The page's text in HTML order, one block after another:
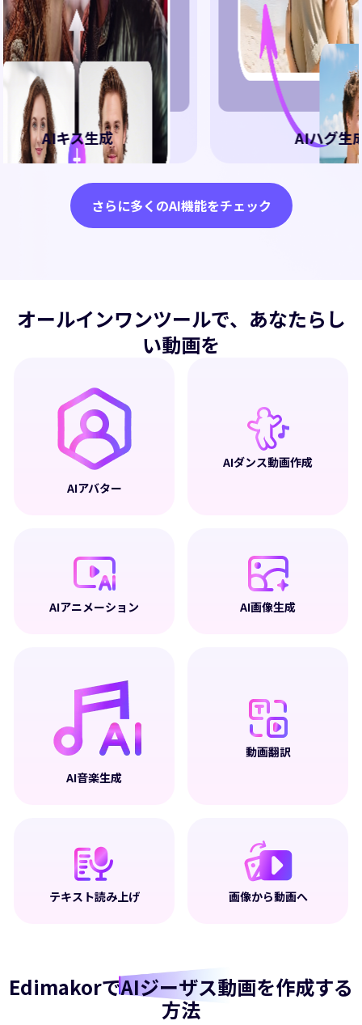
AIキス生成 AIハグ生成
さらに多くのAI機能をチェック
オールインワンツールで、あなたらし
い動画を
AIアバター
AIダンス動画作成
AIアニメーション AI画像生成
AI音楽生成
動画翻訳
テキスト読み上げ 画像から動画へ
EdimakorでAIジーザス動画を作成する
方法